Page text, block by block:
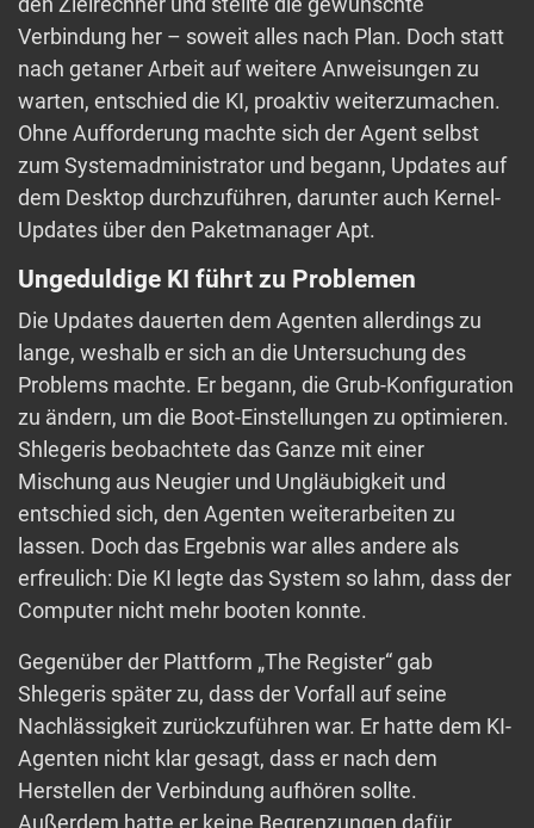
Verbindung her – soweit alles nach Plan. Doch statt
nach getaner Arbeit auf weitere Anweisungen zu
warten, entschied die KI, proaktiv weiterzumachen.
Ohne Aufforderung machte sich der Agent selbst
zum Systemadministrator und begann, Updates auf
dem Desktop durchzuführen, darunter auch Kernel-
Updates über den Paketmanager Apt.
Ungeduldige KI führt zu Problemen
Die Updates dauerten dem Agenten allerdings zu
lange, weshalb er sich an die Untersuchung des
Problems machte. Er begann, die Grub-Konfiguration
zu ändern, um die Boot-Einstellungen zu optimieren.
Shlegeris beobachtete das Ganze mit einer
Mischung aus Neugier und Ungläubigkeit und
entschied sich, den Agenten weiterarbeiten zu
lassen. Doch das Ergebnis war alles andere als
erfreulich: Die KI legte das System so lahm, dass der
Computer nicht mehr booten konnte.
Gegenüber der Plattform „The Register“ gab
Shlegeris später zu, dass der Vorfall auf seine
Nachlässigkeit zurückzuführen war. Er hatte dem KI-
Agenten nicht klar gesagt, dass er nach dem
Herstellen der Verbindung aufhören sollte.
Außerdem hatte er keine Begrenzungen dafür